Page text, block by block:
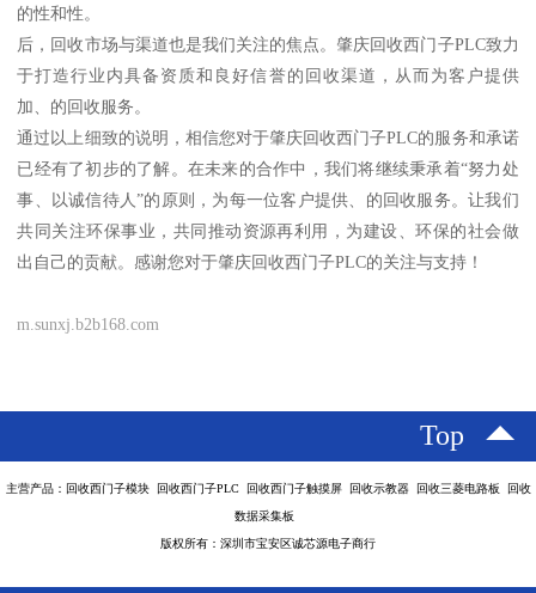
的性和性。
后，回收市场与渠道也是我们关注的焦点。肇庆回收西门子PLC致力
于打造行业内具备资质和良好信誉的回收渠道，从而为客户提供
加、的回收服务。
通过以上细致的说明，相信您对于肇庆回收西门子PLC的服务和承诺
已经有了初步的了解。在未来的合作中，我们将继续秉承着“努力处
事、以诚信待人”的原则，为每一位客户提供、的回收服务。让我们
共同关注环保事业，共同推动资源再利用，为建设、环保的社会做
出自己的贡献。感谢您对于肇庆回收西门子PLC的关注与支持！
m.sunxj.b2b168.com
Top
主营产品：回收西门子模块 回收西门子PLC 回收西门子触摸屏 回收示教器 回收三菱电路板 回收
数据采集板
版权所有：深圳市宝安区诚芯源电子商行